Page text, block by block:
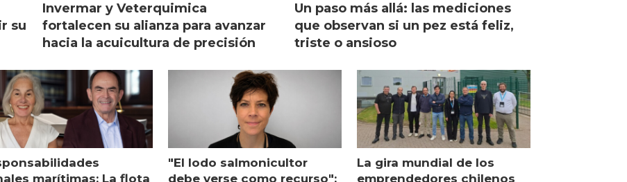
su
Invermar y Veterquimica
fortalecen su alianza para avanzar
hacia la acuicultura de precisión
Un paso más allá: las mediciones
que observan si un pez está feliz,
triste o ansioso
marítimas: La flota
"El lodo salmonicultor
debe verse como recurso":
La gira mundial de los
emprendedores chilenos